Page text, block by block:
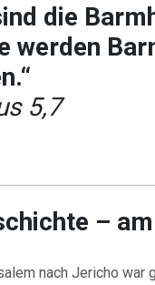
die
werden
5,7
–
nach Jericho war